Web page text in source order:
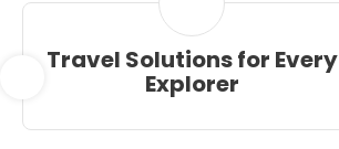
Travel Solutions for Every
Explorer